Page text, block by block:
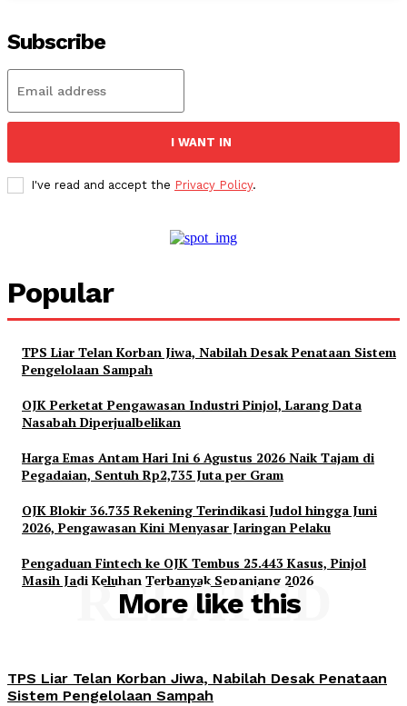
Subscribe
I WANT IN
I've read and accept the Privacy Policy.
Popular
TPS Liar Telan Korban Jiwa, Nabilah Desak Penataan Sistem
Pengelolaan Sampah
OJK Perketat Pengawasan Industri Pinjol, Larang Data
Nasabah Diperjualbelikan
Harga Emas Antam Hari Ini 6 Agustus 2026 Naik Tajam di
Pegadaian, Sentuh Rp2,735 Juta per Gram
OJK Blokir 36.735 Rekening Terindikasi Judol hingga Juni
2026, Pengawasan Kini Menyasar Jaringan Pelaku
Pengaduan Fintech ke OJK Tembus 25.443 Kasus, Pinjol
Masih Jadi Keluhan Terbanyak Sepanjang 2026
More like this
RELATED
TPS Liar Telan Korban Jiwa, Nabilah Desak Penataan
Sistem Pengelolaan Sampah